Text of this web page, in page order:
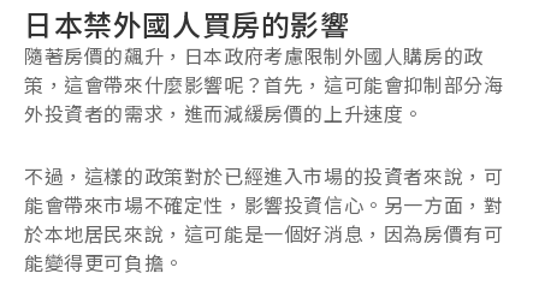
日本禁外國人買房的影響
隨著房價的飆升，日本政府考慮限制外國人購房的政
策，這會帶來什麼影響呢？首先，這可能會抑制部分海
外投資者的需求，進而減緩房價的上升速度。
不過，這樣的政策對於已經進入市場的投資者來說，可
能會帶來市場不確定性，影響投資信心。另一方面，對
於本地居民來說，這可能是一個好消息，因為房價有可
能變得更可負擔。